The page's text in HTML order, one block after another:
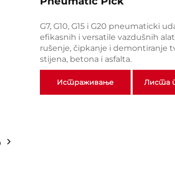
G7, G10, G15 i G20 pneumaticki
efikasnih i versatile vazdušnih
rušenje, čipkanje i demontiranje
stijena, betona i asfalta.
Истраживање Листа